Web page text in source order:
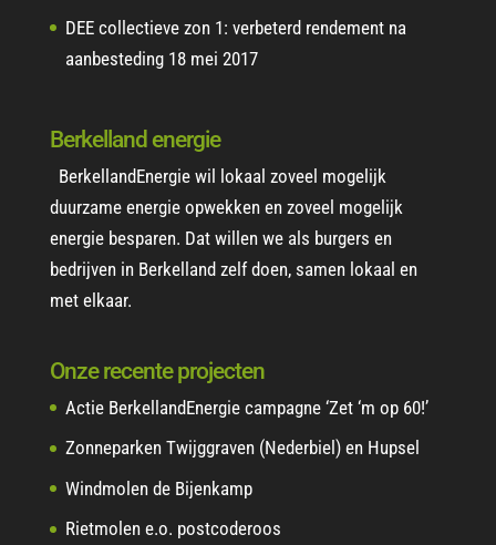
DEE collectieve zon 1: verbeterd rendement na
aanbesteding 18 mei 2017
Berkelland energie
BerkellandEnergie wil lokaal zoveel mogelijk
duurzame energie opwekken en zoveel mogelijk
energie besparen. Dat willen we als burgers en
bedrijven in Berkelland zelf doen, samen lokaal en
met elkaar.
Onze recente projecten
Actie BerkellandEnergie campagne ‘Zet ‘m op 60!’
Zonneparken Twijggraven (Nederbiel) en Hupsel
Windmolen de Bijenkamp
Rietmolen e.o. postcoderoos